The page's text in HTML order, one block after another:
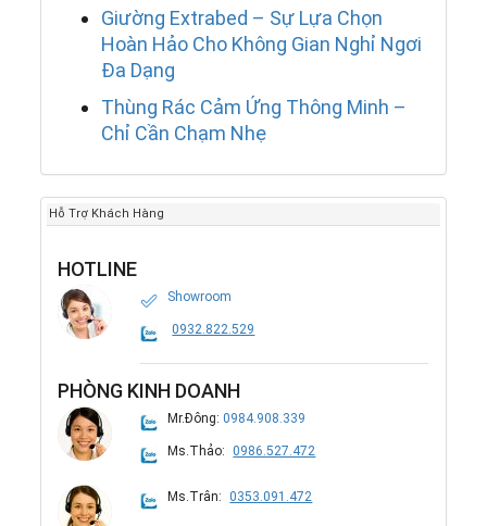
Giường Extrabed – Sự Lựa Chọn
Hoàn Hảo Cho Không Gian Nghỉ Ngơi
Đa Dạng
Thùng Rác Cảm Ứng Thông Minh –
Chỉ Cần Chạm Nhẹ
Hỗ Trợ Khách Hàng
HOTLINE
Showroom
0932.822.529
PHÒNG KINH DOANH
Mr.Đông:0984.908.339
Ms.Thảo: 0986.527.472
Ms.Trân: 0353.091.472